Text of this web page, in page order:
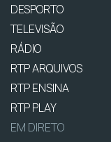
DESPORTO
TELEVISÃO
RÁDIO
RTP ARQUIVOS
RTP ENSINA
RTP PLAY
EM DIRETO